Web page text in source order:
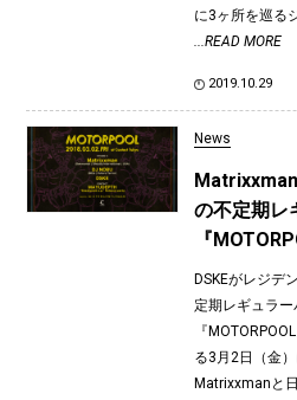
に3ヶ所を巡る
...READ MORE
2019.10.29
News
の不定期レ
『
DSKEがレジデ
定期レギュラ
『
る3月2日（金
Matrixxmanと